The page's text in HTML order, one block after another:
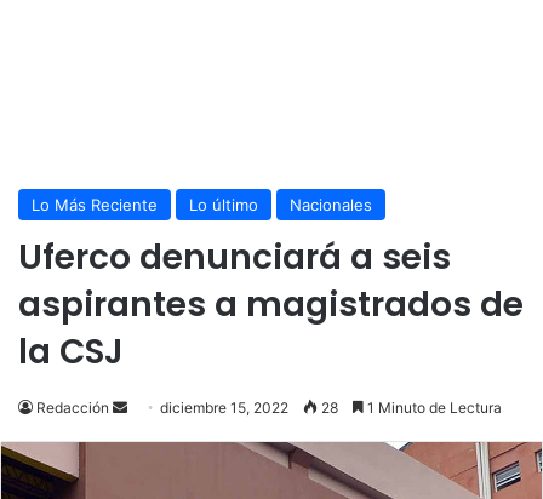
Lo Más Reciente Lo último Nacionales
Uferco denunciará a seis
aspirantes a magistrados de
la CSJ
Redacción
Senddiciembre 15, 2022 28 1 Minuto de Lectura